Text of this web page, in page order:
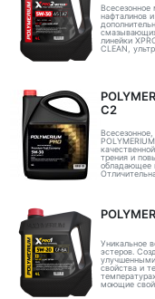
Всесезонное
нафталинов
линейки
CLEAN,
С2
трения и
обладающее
Уникальное
эстеров.
свойства и
моющие